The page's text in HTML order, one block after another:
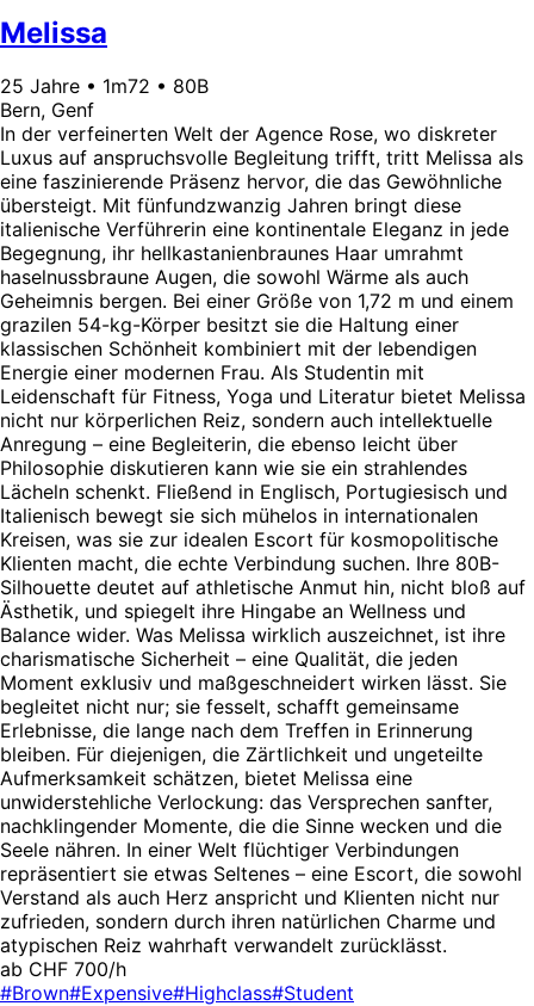
Melissa
25 Jahre • 1m72 • 80B
Bern, Genf
In der verfeinerten Welt der Agence Rose, wo diskreter
Luxus auf anspruchsvolle Begleitung trifft, tritt Melissa als
eine faszinierende Präsenz hervor, die das Gewöhnliche
übersteigt. Mit fünfundzwanzig Jahren bringt diese
italienische Verführerin eine kontinentale Eleganz in jede
Begegnung, ihr hellkastanienbraunes Haar umrahmt
haselnussbraune Augen, die sowohl Wärme als auch
Geheimnis bergen. Bei einer Größe von 1,72 m und einem
grazilen 54-kg-Körper besitzt sie die Haltung einer
klassischen Schönheit kombiniert mit der lebendigen
Energie einer modernen Frau. Als Studentin mit
Leidenschaft für Fitness, Yoga und Literatur bietet Melissa
nicht nur körperlichen Reiz, sondern auch intellektuelle
Anregung – eine Begleiterin, die ebenso leicht über
Philosophie diskutieren kann wie sie ein strahlendes
Lächeln schenkt. Fließend in Englisch, Portugiesisch und
Italienisch bewegt sie sich mühelos in internationalen
Kreisen, was sie zur idealen Escort für kosmopolitische
Klienten macht, die echte Verbindung suchen. Ihre 80B-
Silhouette deutet auf athletische Anmut hin, nicht bloß auf
Ästhetik, und spiegelt ihre Hingabe an Wellness und
Balance wider. Was Melissa wirklich auszeichnet, ist ihre
charismatische Sicherheit – eine Qualität, die jeden
Moment exklusiv und maßgeschneidert wirken lässt. Sie
begleitet nicht nur; sie fesselt, schafft gemeinsame
Erlebnisse, die lange nach dem Treffen in Erinnerung
bleiben. Für diejenigen, die Zärtlichkeit und ungeteilte
Aufmerksamkeit schätzen, bietet Melissa eine
unwiderstehliche Verlockung: das Versprechen sanfter,
nachklingender Momente, die die Sinne wecken und die
Seele nähren. In einer Welt flüchtiger Verbindungen
repräsentiert sie etwas Seltenes – eine Escort, die sowohl
Verstand als auch Herz anspricht und Klienten nicht nur
zufrieden, sondern durch ihren natürlichen Charme und
atypischen Reiz wahrhaft verwandelt zurücklässt.
ab CHF 700/h
#Brown#Expensive#Highclass#Student